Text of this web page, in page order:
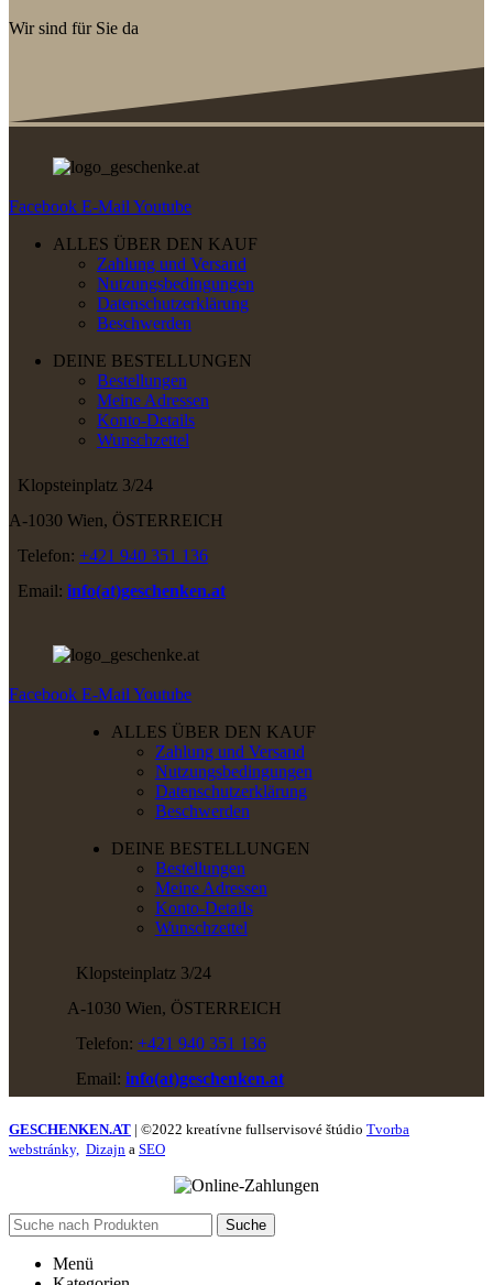
Wir sind für Sie da
Facebook E-Mail Youtube
ALLES ÜBER DEN KAUF
Zahlung und Versand
Nutzungsbedingungen
Datenschutzerklärung
Beschwerden
DEINE BESTELLUNGEN
Bestellungen
Meine Adressen
Konto-Details
Wunschzettel
Klopsteinplatz 3/24
A-1030 Wien, ÖSTERREICH
Telefon: +421 940 351 136
Email: info(at)geschenken.at
Facebook E-Mail Youtube
ALLES ÜBER DEN KAUF
Zahlung und Versand
Nutzungsbedingungen
Datenschutzerklärung
Beschwerden
DEINE BESTELLUNGEN
Bestellungen
Meine Adressen
Konto-Details
Wunschzettel
Klopsteinplatz 3/24
A-1030 Wien, ÖSTERREICH
Telefon: +421 940 351 136
Email: info(at)geschenken.at
GESCHENKEN.AT | ©2022 kreatívne fullservisové štúdio Tvorba
webstránky, Dizajn a SEO
Suche
Menü